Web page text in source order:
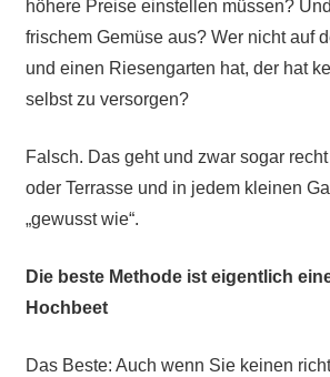
höhere Preise einstellen müssen?
frischem Gemüse aus? Wer nicht auf
und einen Riesengarten hat, der hat
selbst zu versorgen?
Falsch. Das geht und zwar sogar
oder Terrasse und in jedem kleinen
„gewusst wie“.
Die beste Methode ist eigentlich
Hochbeet
Das Beste: Auch wenn Sie keinen